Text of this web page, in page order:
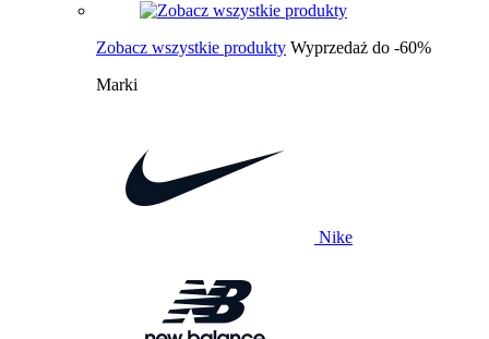
Zobacz wszystkie produkty Wyprzedaż do -60%
Marki
Nike